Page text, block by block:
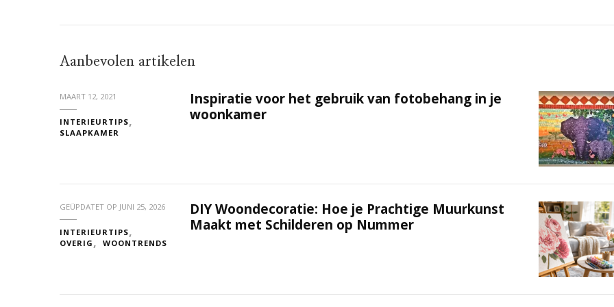
Aanbevolen artikelen
MAART 12, 2021
INTERIEURTIPS
SLAAPKAMER
Inspiratie voor het gebruik van fotobehang in je
woonkamer
GEÜPDATET OP JUNI 25, 2026
INTERIEURTIPS
OVERIG
WOONTRENDS
DIY Woondecoratie: Hoe je Prachtige Muurkunst
Maakt met Schilderen op Nummer